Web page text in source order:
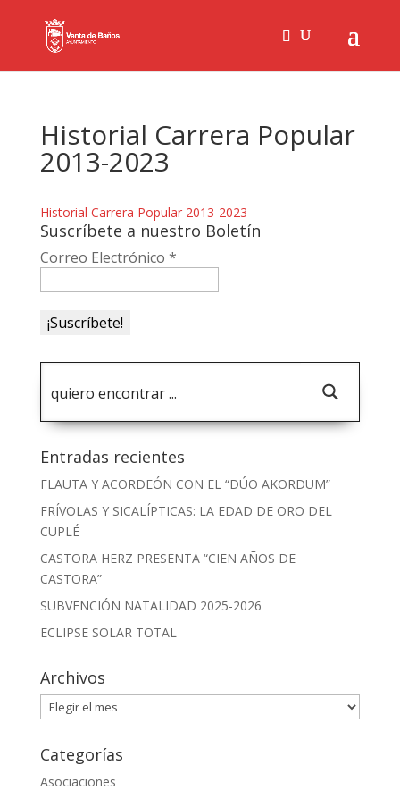
Historial Carrera Popular
2013-2023
Historial Carrera Popular 2013-2023
Suscríbete a nuestro Boletín
Correo Electrónico *
Entradas recientes
FLAUTA Y ACORDEÓN CON EL “DÚO AKORDUM”
FRÍVOLAS Y SICALÍPTICAS: LA EDAD DE ORO DEL
CUPLÉ
CASTORA HERZ PRESENTA “CIEN AÑOS DE
CASTORA”
SUBVENCIÓN NATALIDAD 2025-2026
ECLIPSE SOLAR TOTAL
Archivos
Archivos
Categorías
Asociaciones